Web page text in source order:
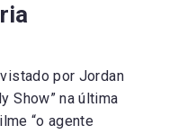
por Jordan
Show” na última
“o agente